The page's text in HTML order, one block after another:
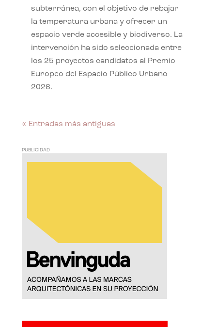
subterránea, con el objetivo de rebajar
la temperatura urbana y ofrecer un
espacio verde accesible y biodiverso. La
intervención ha sido seleccionada entre
los 25 proyectos candidatos al Premio
Europeo del Espacio Público Urbano
2026.
« Entradas más antiguas
PUBLICIDAD